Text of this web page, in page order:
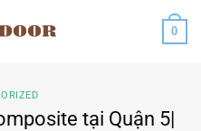
0
tại Quận 5|